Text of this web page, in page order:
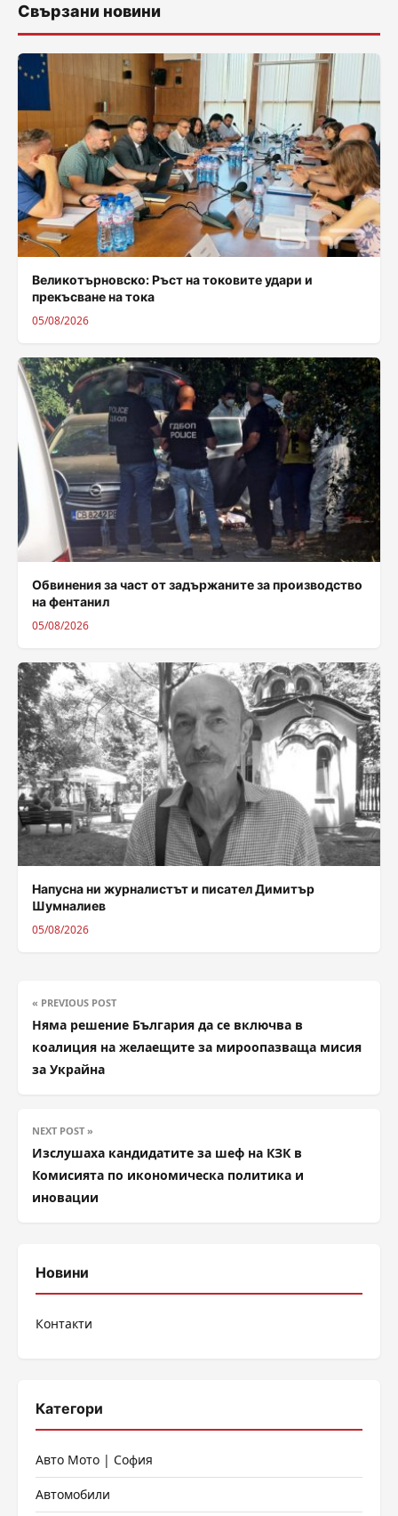
Свързани новини
Великотърновско: Ръст на токовите удари и
прекъсване на тока
05/08/2026
Обвинения за част от задържаните за производство
на фентанил
05/08/2026
Напусна ни журналистът и писател Димитър
Шумналиев
05/08/2026
« PREVIOUS POST
Няма решение България да се включва в
коалиция на желаещите за мироопазваща мисия
за Украйна
NEXT POST »
Изслушаха кандидатите за шеф на КЗК в
Комисията по икономическа политика и
иновации
Новини
Контакти
Категори
Авто Мото | София
Автомобили